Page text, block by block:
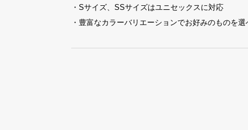
・Sサイズ、SSサイズはユニセックスに対応
・豊富なカラーバリエーションでお好みのものを選